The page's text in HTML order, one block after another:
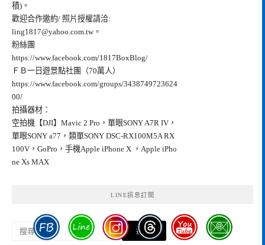
積)。
歡迎合作邀約/ 照片授權請洽:
ling1817@yahoo.com.tw。
粉絲團
https://www.facebook.com/1817BoxBlog/
ＦＢ一日遊景點社團（70萬人）
https://www.facebook.com/groups/3438749723624
00/
拍攝器材：
空拍機【DJI】Mavic 2 Pro，單眼SONY A7R IV，
單眼SONY a77，類單SONY DSC-RX100M5A RX
100V，GoPro，手機Apple iPhone X ，Apple iPho
ne Xs MAX
LINE訊息訂閱